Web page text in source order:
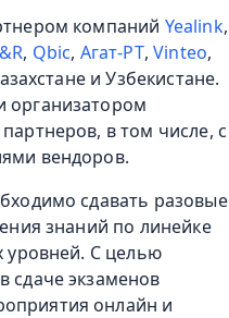
компаний Yealink,
, Qbic, Агат-РТ,Vinteo,
и Узбекистане.
организатором
в том числе, с
вендоров.
сдавать разовые
знаний по линейке
уровней. С целью
сдаче экзаменов
онлайн и